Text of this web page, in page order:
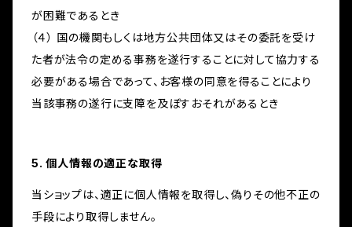
が困難であるとき
（４） 国の機関もしくは地方公共団体又はその委託を受け
た者が法令の定める事務を遂行することに対して協力する
必要がある場合であって、お客様の同意を得ることにより
当該事務の遂行に支障を及ぼすおそれがあるとき
5. 個人情報の適正な取得
当ショップは、適正に個人情報を取得し、偽りその他不正の
手段により取得しません。